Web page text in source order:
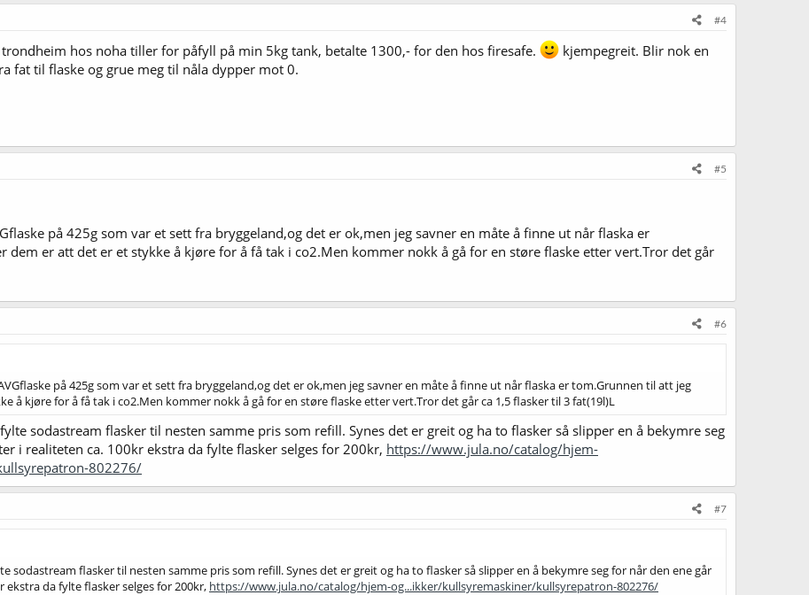
#4
hos noha tiller for påfyll på min 5kg tank, betalte 1300,- for den hos firesafe.
kjempegreit. Blir nok en
fat til flaske og grue meg til nåla dypper mot 0.
#5
på 425g som var et sett fra bryggeland,og det er ok,men jeg savner en måte å finne ut når flaska er
dem er att det er et stykke å kjøre for å få tak i co2.Men kommer nokk å gå for en støre flaske etter vert.Tror det går
#6
på 425g som var et sett fra bryggeland,og det er ok,men jeg savner en måte å finne ut når flaska er tom.Grunnen til att jeg
å kjøre for å få tak i co2.Men kommer nokk å gå for en støre flaske etter vert.Tror det går ca 1,5 flasker til 3 fat(19l)L
sodastream flasker til nesten samme pris som refill. Synes det er greit og ha to flasker så slipper en å bekymre seg
i realiteten ca. 100kr ekstra da fylte flasker selges for 200kr, https://www.jula.no/catalog/hjem-
802276/
#7
sodastream flasker til nesten samme pris som refill. Synes det er greit og ha to flasker så slipper en å bekymre seg for når den ene går
da fylte flasker selges for 200kr, https://www.jula.no/catalog/hjem-og...ikker/kullsyremaskiner/kullsyrepatron-802276/